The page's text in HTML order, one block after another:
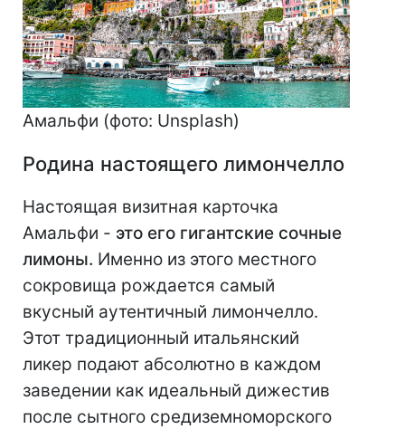
Амальфи (фото: Unsplash)
Родина настоящего лимончелло
Настоящая визитная карточка
Амальфи - это его гигантские сочные
лимоны. Именно из этого местного
сокровища рождается самый
вкусный аутентичный лимончелло.
Этот традиционный итальянский
ликер подают абсолютно в каждом
заведении как идеальный дижестив
после сытного средиземноморского